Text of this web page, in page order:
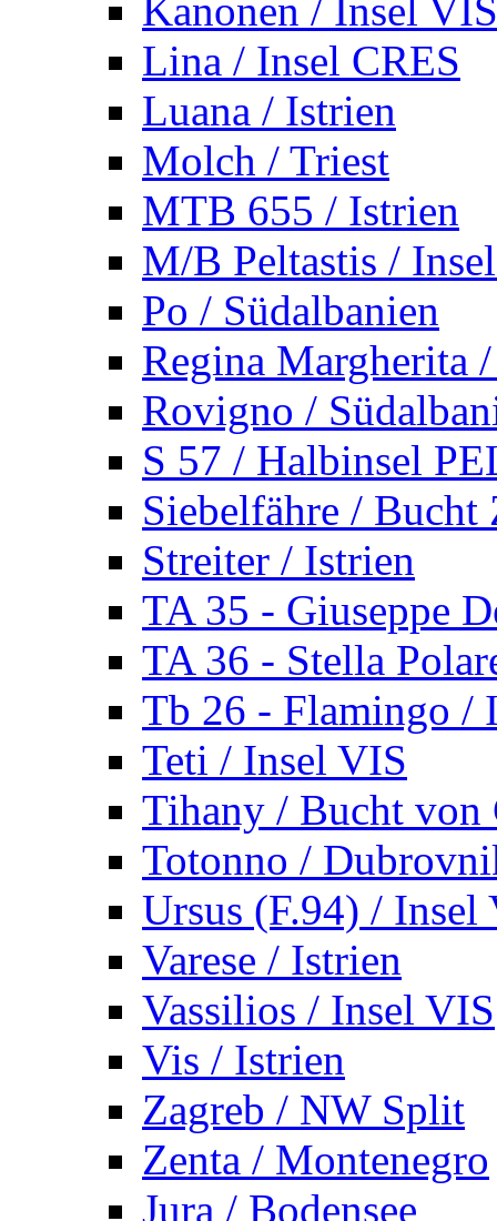
Kanonen / Insel VIS
Lina / Insel CRES
Luana / Istrien
Molch / Triest
MTB 655 / Istrien
M/B Peltastis /
Po / Südalbanien
Regina Margherita
Rovigno /
S 57 / Halbinsel
Siebelfähre / Bucht
Streiter / Istrien
TA 35 - Giuseppe
TA 36 - Stella
Tb 26 - Flamingo /
Teti / Insel VIS
Tihany / Bucht von
Totonno /
Ursus (F.94) / Insel
Varese / Istrien
Vassilios / Insel VIS
Vis / Istrien
Zagreb / NW Split
Zenta / Montenegro
Jura / Bodensee